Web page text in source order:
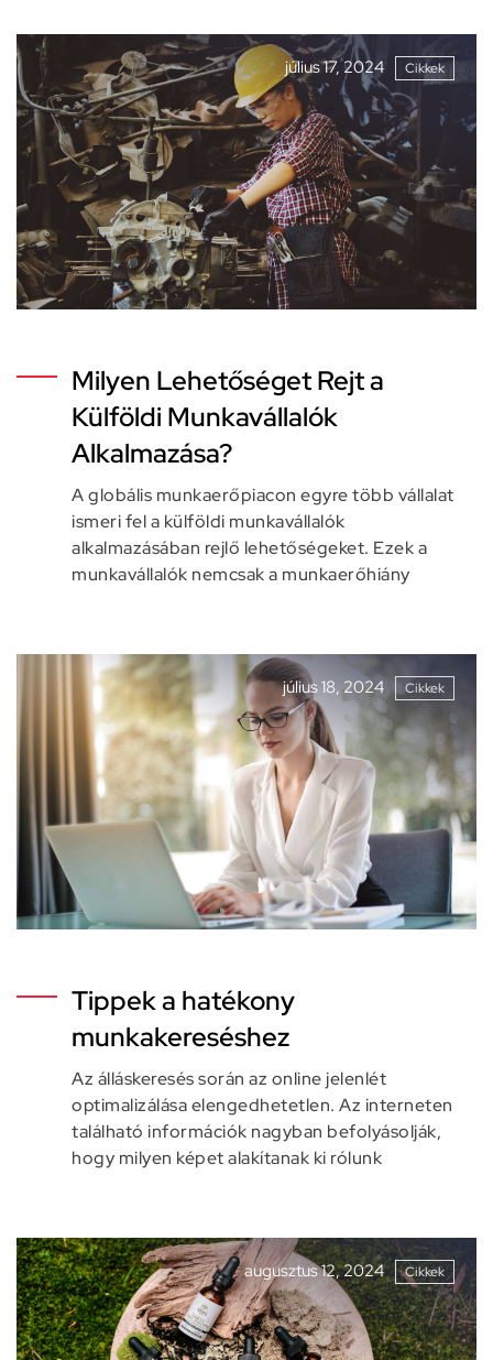
július 17, 2024 Cikkek
Milyen Lehetőséget Rejt a
Külföldi Munkavállalók
Alkalmazása?
A globális munkaerőpiacon egyre több vállalat
ismeri fel a külföldi munkavállalók
alkalmazásában rejlő lehetőségeket. Ezek a
munkavállalók nemcsak a munkaerőhiány
július 18, 2024 Cikkek
Tippek a hatékony
munkakereséshez
Az álláskeresés során az online jelenlét
optimalizálása elengedhetetlen. Az interneten
található információk nagyban befolyásolják,
hogy milyen képet alakítanak ki rólunk
augusztus 12, 2024 Cikkek